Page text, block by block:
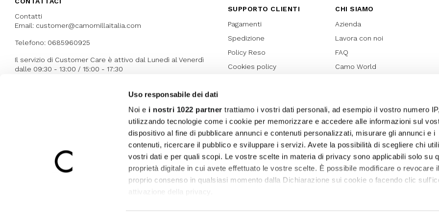
Uso responsabile dei dati
Noi e i nostri 1022 partner trattiamo i vostri dati personali, ad esempio il vostro numero IP,
utilizzando tecnologie come i cookie per memorizzare e accedere alle informazioni sul
dispositivo al fine di pubblicare annunci e contenuti personalizzati, misurare gli annunci e i
contenuti, ricercare il pubblico e sviluppare i servizi. Avete la possibilità di scegliere chi
vostri dati e per quali scopi. Le vostre scelte in materia di privacy sono applicabili solo su
proprietà digitale in cui avete effettuato le vostre scelte. È possibile modificare o revocare il
proprio consenso in qualsiasi momento dalla Dichiarazione sui cookie o facendo clic
Contatti
Email: customer@camomillaitalia.com
Telefono: 0685960925
Il servizio di Customer Care è attivo dal Lunedì al Venerdì
dalle 09:30 - 13:00 / 15:00 - 17:30
SUPPORTO CLIENTI
Pagamenti
Spedizione
Policy Reso
Cookies policy
Regolamento Promozioni
Lover Card
Regolamento My Lovely
Garden
Privacy
CHI SIAMO
Azienda
Lavora con noi
FAQ
Camo World
Bilancio di sostenibilità 2022